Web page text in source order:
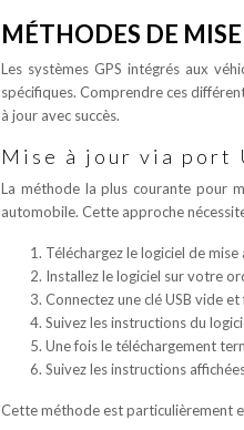
MÉTHODES DE
Les systèmes GPS intégrés aux
spécifiques. Comprendre ces
à jour avec succès.
Mise à jour via port
La méthode la plus courante pour
automobile. Cette approche
Téléchargez le logiciel de
Installez le logiciel sur votre
Connectez une clé USB vide
Suivez les instructions du
Une fois le téléchargement
Suivez les instructions
Cette méthode est particulièrement